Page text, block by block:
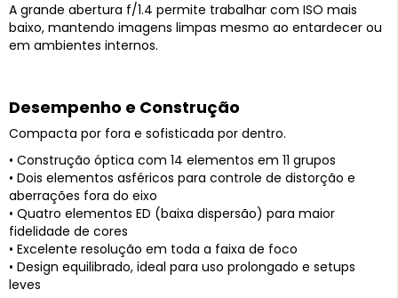
A grande abertura f/1.4 permite trabalhar com ISO mais
baixo, mantendo imagens limpas mesmo ao entardecer ou
em ambientes internos.
Desempenho e Construção
Compacta por fora e sofisticada por dentro.
• Construção óptica com 14 elementos em 11 grupos
• Dois elementos asféricos para controle de distorção e
aberrações fora do eixo
• Quatro elementos ED (baixa dispersão) para maior
fidelidade de cores
• Excelente resolução em toda a faixa de foco
• Design equilibrado, ideal para uso prolongado e setups
leves